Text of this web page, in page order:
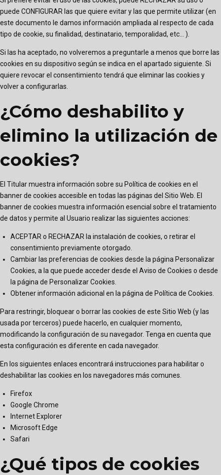
puede CONFIGURAR las que quiere evitar y las que permite utilizar (en
este documento le damos información ampliada al respecto de cada
tipo de cookie, su finalidad, destinatario, temporalidad, etc... ).
Si las ha aceptado, no volveremos a preguntarle a menos que borre las
cookies en su dispositivo según se indica en el apartado siguiente. Si
quiere revocar el consentimiento tendrá que eliminar las cookies y
volver a configurarlas.
¿Cómo deshabilito y
elimino la utilización de
cookies?
El Titular muestra información sobre su Política de cookies en el
banner de cookies accesible en todas las páginas del Sitio Web. El
banner de cookies muestra información esencial sobre el tratamiento
de datos y permite al Usuario realizar las siguientes acciones:
ACEPTAR o RECHAZAR la instalación de cookies, o retirar el
consentimiento previamente otorgado.
Cambiar las preferencias de cookies desde la página Personalizar
Cookies, a la que puede acceder desde el Aviso de Cookies o desde
la página de Personalizar Cookies
Obtener información adicional en la página de Política de Cookies
Para restringir, bloquear o borrar las cookies de este Sitio Web (y las
usada por terceros) puede hacerlo, en cualquier momento,
modificando la configuración de su navegador. Tenga en cuenta que
esta configuración es diferente en cada navegador.
En los siguientes enlaces encontrará instrucciones para habilitar o
deshabilitar las cookies en los navegadores más comunes.
Firefox
Google Chrome
Internet Explorer
Microsoft Edge
Safari
¿Qué tipos de cookies